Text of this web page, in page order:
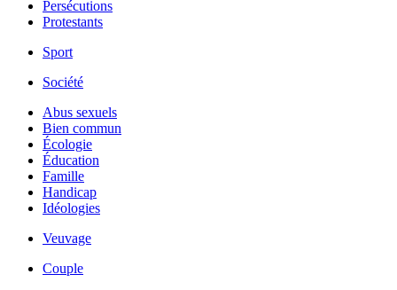
Persécutions
Protestants
Sport
Société
Abus sexuels
Bien commun
Écologie
Éducation
Famille
Handicap
Idéologies
Veuvage
Couple